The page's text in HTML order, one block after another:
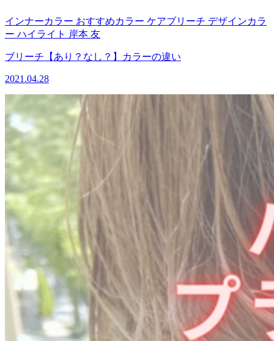
インナーカラー おすすめカラー ケアブリーチ デザインカラ
ー ハイライト 岸本 友
ブリーチ【あり？なし？】カラーの違い
2021.04.28